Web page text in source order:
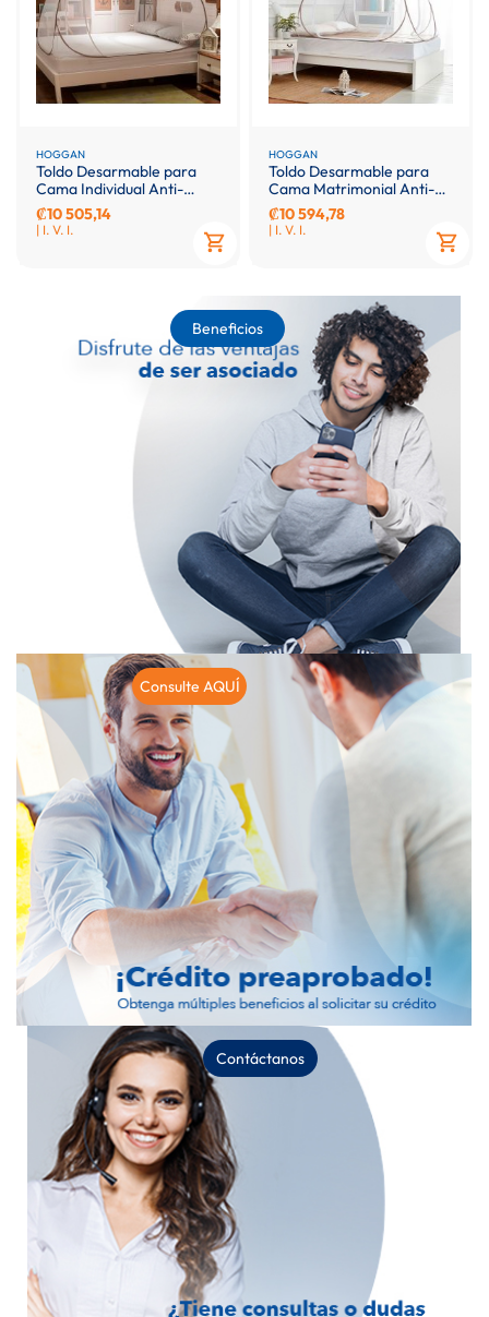
HOGGAN
Toldo Desarmable para
Cama Individual Anti-
Mosquito
₡10 505,14
| I. V. I.
HOGGAN
Toldo Desarmable para
Cama Matrimonial Anti-
Mosquito
₡10 594,78
| I. V. I.
Beneficios
Consulte AQUÍ
Contáctanos